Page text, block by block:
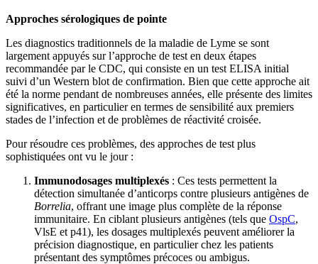
Approches sérologiques de pointe
Les diagnostics traditionnels de la maladie de Lyme se sont
largement appuyés sur l’approche de test en deux étapes
recommandée par le CDC, qui consiste en un test ELISA initial
suivi d’un Western blot de confirmation. Bien que cette approche ait
été la norme pendant de nombreuses années, elle présente des limites
significatives, en particulier en termes de sensibilité aux premiers
stades de l’infection et de problèmes de réactivité croisée.
Pour résoudre ces problèmes, des approches de test plus
sophistiquées ont vu le jour :
Immunodosages multiplexés : Ces tests permettent la
détection simultanée d’anticorps contre plusieurs antigènes de
Borrelia, offrant une image plus complète de la réponse
immunitaire. En ciblant plusieurs antigènes (tels que OspC,
VlsE et p41), les dosages multiplexés peuvent améliorer la
précision diagnostique, en particulier chez les patients
présentant des symptômes précoces ou ambigus.